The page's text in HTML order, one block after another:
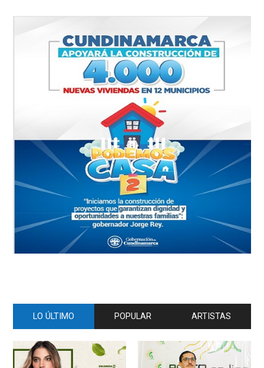
LO ÚLTIMO POPULAR ARTISTAS